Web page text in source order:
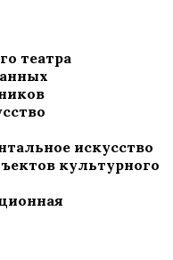
театра
искусство
культурного